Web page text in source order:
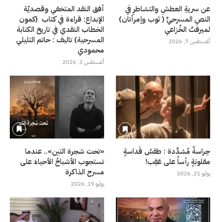
عن سريةِ العطشِ والتشاطرِ في
النصِ المسرحيِّ ( ثوب وإمرأتان)
لميرفتْ الخُزاعي
أغسطس 7, 2026
أفق النقد المتخفي وقصديّة
الإبداع: قراءة في كتاب (كمون
الخطاب النقدي في تاريخ الكتابة
المسرحية) تاليف : حاتم التليلي
محمودي
أغسطس 3, 2026
حِراسةٌ مُشدَّدة : طقسُ قَداسةٍ
مقلوبَةٍ رأساً على عَقِب!
يوليو 21, 2026
«تحت شجرة التين».. عندما
تستجوب الأشباحُ الأحياءَ على
مسرح الذاكرة
يوليو 19, 2026